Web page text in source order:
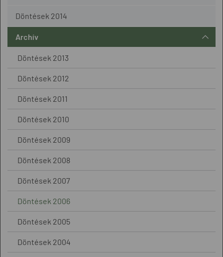
Döntések 2014
Archív
Döntések 2013
Döntések 2012
Döntések 2011
Döntések 2010
Döntések 2009
Döntések 2008
Döntések 2007
Döntések 2006
Döntések 2005
Döntések 2004